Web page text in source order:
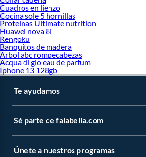
Cuadros en lienzo
Cocina sole 5 hornillas
Proteinas Ultimate nutrition
Huawei nova 8i
Rengoku
Banquitos de madera
Arbol abc rompecabezas
Acqua di gio eau de parfum
Iphone 13 128gb
Te ayudamos
Sé parte de falabella.com
Únete a nuestros programas